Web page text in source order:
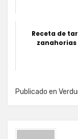
Receta de
Publicado en